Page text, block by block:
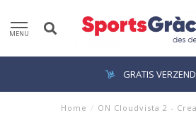
MENU
GRATIS
Home / ON Cloudvista 2 -